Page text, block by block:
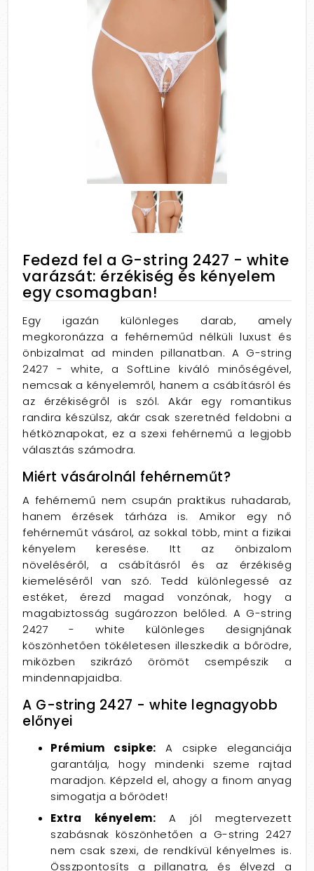
Fedezd fel a G-string 2427 - white
varázsát: érzékiség és kényelem
egy csomagban!
Egy igazán különleges darab, amely
megkoronázza a fehérneműd nélküli luxust és
önbizalmat ad minden pillanatban. A G-string
2427 - white, a SoftLine kiváló minőségével,
nemcsak a kényelemről, hanem a csábításról és
az érzékiségről is szól. Akár egy romantikus
randira készülsz, akár csak szeretnéd feldobni a
hétköznapokat, ez a szexi fehérnemű a legjobb
választás számodra.
Miért vásárolnál fehérneműt?
A fehérnemű nem csupán praktikus ruhadarab,
hanem érzések tárháza is. Amikor egy nő
fehérneműt vásárol, az sokkal több, mint a fizikai
kényelem keresése. Itt az önbizalom
növeléséről, a csábításról és az érzékiség
kiemeléséről van szó. Tedd különlegessé az
estéket, érezd magad vonzónak, hogy a
magabiztosság sugározzon belőled. A G-string
2427 - white különleges designjának
köszönhetően tökéletesen illeszkedik a bőrödre,
miközben szikrázó örömöt csempészik a
mindennapjaidba.
A G-string 2427 - white legnagyobb
előnyei
Prémium csipke: A csipke eleganciája
garantálja, hogy mindenki szeme rajtad
maradjon. Képzeld el, ahogy a finom anyag
simogatja a bőrödet!
Extra kényelem: A jól megtervezett
szabásnak köszönhetően a G-string 2427
nem csak szexi, de rendkívül kényelmes is.
Összpontosíts a pillanatra, és élvezd a